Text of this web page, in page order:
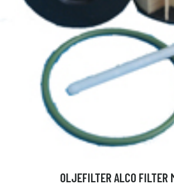
OLJEFILTER ALCO FILTER